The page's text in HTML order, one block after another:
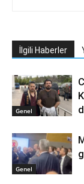
İlgili Haberler
Genel
Genel